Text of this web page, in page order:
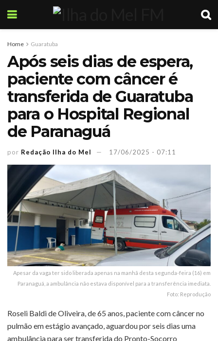
Home Guaratuba
Após seis dias de espera,
paciente com câncer é
transferida de Guaratuba
para o Hospital Regional
de Paranaguá
por Redação Ilha do Mel 17/06/2025 - 07:11
Apesar da vaga ter sido liberada apenas na manhã desta segunda-feira (16) em
Paranaguá, a ambulância não estava disponível para a transferência imediata.
Foto: Reprodução
Roseli Baldi de Oliveira, de 65 anos, paciente com câncer no
pulmão em estágio avançado, aguardou por seis dias uma
ambulância para ser transferida do Pronto-Socorro